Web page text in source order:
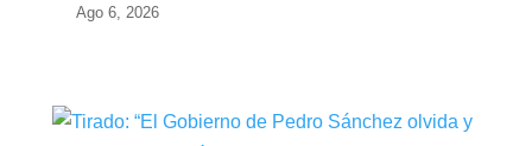
Ago 6, 2026